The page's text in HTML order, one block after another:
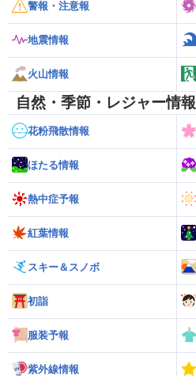
警報・注意報
地震情報
火山情報
自然・季節・レジャー情報
花粉飛散情報
ほたる情報
熱中症予報
紅葉情報
スキー＆スノボ
初詣
服装予報
紫外線情報